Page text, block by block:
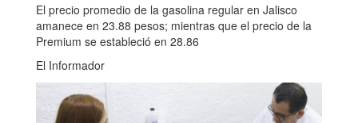
El precio promedio de la gasolina regular en Jalisco
amanece en 23.88 pesos; mientras que el precio de la
Premium se estableció en 28.86
El Informador